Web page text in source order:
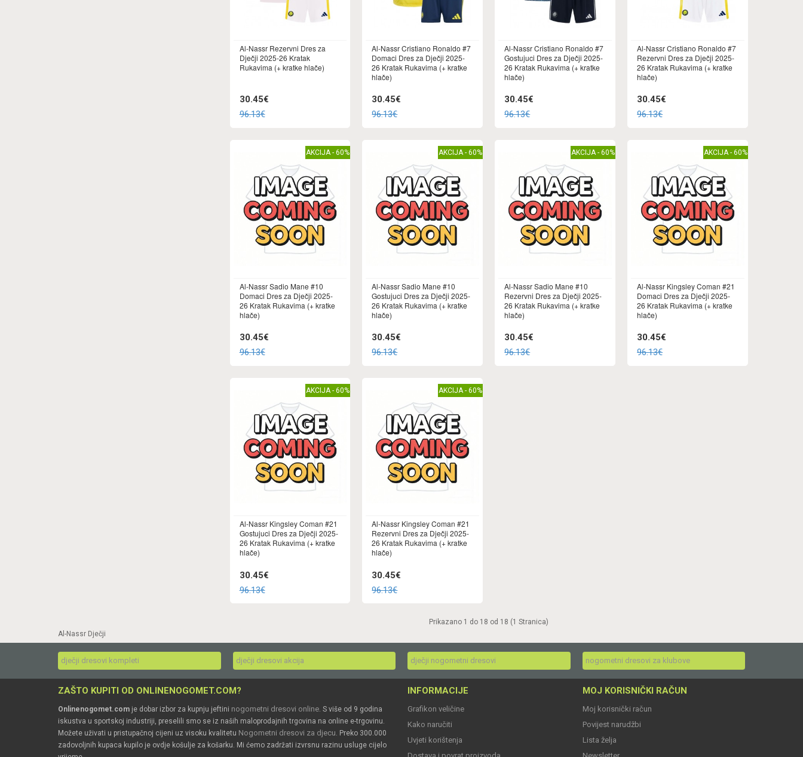
Al-Nassr Rezervni Dres za
Dječji 2025-26 Kratak
Rukavima (+ kratke hlače)
30.45€
96.13€
Al-Nassr Cristiano Ronaldo #7
Domaci Dres za Dječji 2025-
26 Kratak Rukavima (+ kratke
hlače)
30.45€
96.13€
Al-Nassr Cristiano Ronaldo #7
Gostujuci Dres za Dječji 2025-
26 Kratak Rukavima (+ kratke
hlače)
30.45€
96.13€
Al-Nassr Cristiano Ronaldo #7
Rezervni Dres za Dječji 2025-
26 Kratak Rukavima (+ kratke
hlače)
30.45€
96.13€
AKCIJA - 60%
Al-Nassr Sadio Mane #10
Domaci Dres za Dječji 2025-
26 Kratak Rukavima (+ kratke
hlače)
30.45€
96.13€
AKCIJA - 60%
Al-Nassr Sadio Mane #10
Gostujuci Dres za Dječji 2025-
26 Kratak Rukavima (+ kratke
hlače)
30.45€
96.13€
AKCIJA - 60%
Al-Nassr Sadio Mane #10
Rezervni Dres za Dječji 2025-
26 Kratak Rukavima (+ kratke
hlače)
30.45€
96.13€
AKCIJA - 60%
Al-Nassr Kingsley Coman #21
Domaci Dres za Dječji 2025-
26 Kratak Rukavima (+ kratke
hlače)
30.45€
96.13€
AKCIJA - 60%
Al-Nassr Kingsley Coman #21
Gostujuci Dres za Dječji 2025-
26 Kratak Rukavima (+ kratke
hlače)
30.45€
96.13€
AKCIJA - 60%
Al-Nassr Kingsley Coman #21
Rezervni Dres za Dječji 2025-
26 Kratak Rukavima (+ kratke
hlače)
30.45€
96.13€
Prikazano 1 do 18 od 18 (1 Stranica)
Al-Nassr Dječji
dječji dresovi kompleti dječji dresovi akcija dječji nogometni dresovi nogometni dresovi za klubove
ZAŠTO KUPITI OD ONLINENOGOMET.COM?
Onlinenogomet.com je dobar izbor za kupnju jeftini nogometni dresovi online. S više od 9 godina
iskustva u sportskoj industriji, preselili smo se iz naših maloprodajnih trgovina na online e-trgovinu.
Možete uživati u pristupačnoj cijeni uz visoku kvalitetu Nogometni dresovi za djecu. Preko 300.000
zadovoljnih kupaca kupilo je ovdje košulje za košarku. Mi ćemo zadržati izvrsnu razinu usluge cijelo
INFORMACIJE
Grafikon veličine
Kako naručiti
Uvjeti korištenja
MOJ KORISNIČKI RAČUN
Moj korisnički račun
Povijest narudžbi
Lista želja